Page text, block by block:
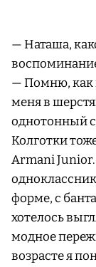
— Наташа,
— Помню, как
меня в
однотонный
Колготки
Armani
форме, с
хотелось
модное
возрасте я